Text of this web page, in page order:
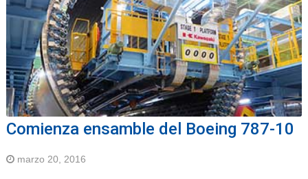
Comienza ensamble del Boeing 787-10
marzo 20, 2016